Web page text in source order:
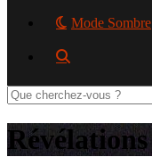
Mode Sombre
Rechercher
sur
le
site
Révélations